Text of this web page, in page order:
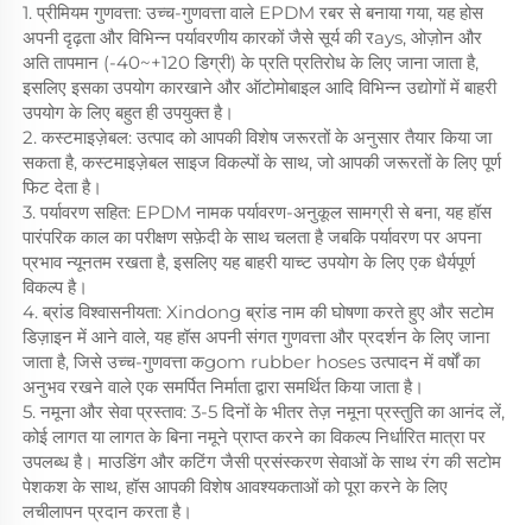
1. प्रीमियम गुणवत्ता: उच्च-गुणवत्ता वाले EPDM रबर से बनाया गया, यह होस
अपनी दृढ़ता और विभिन्न पर्यावरणीय कारकों जैसे सूर्य की रays, ओज़ोन और
अति तापमान (-40~+120 डिग्री) के प्रति प्रतिरोध के लिए जाना जाता है,
इसलिए इसका उपयोग कारखाने और ऑटोमोबाइल आदि विभिन्न उद्योगों में बाहरी
उपयोग के लिए बहुत ही उपयुक्त है।
2. कस्टमाइज़ेबल: उत्पाद को आपकी विशेष जरूरतों के अनुसार तैयार किया जा
सकता है, कस्टमाइज़ेबल साइज विकल्पों के साथ, जो आपकी जरूरतों के लिए पूर्ण
फिट देता है।
3. पर्यावरण सहित: EPDM नामक पर्यावरण-अनुकूल सामग्री से बना, यह हॉस
पारंपरिक काल का परीक्षण सफ़ेदी के साथ चलता है जबकि पर्यावरण पर अपना
प्रभाव न्यूनतम रखता है, इसलिए यह बाहरी याच्ट उपयोग के लिए एक धैर्यपूर्ण
विकल्प है।
4. ब्रांड विश्वासनीयता: Xindong ब्रांड नाम की घोषणा करते हुए और सटोम
डिज़ाइन में आने वाले, यह हॉस अपनी संगत गुणवत्ता और प्रदर्शन के लिए जाना
जाता है, जिसे उच्च-गुणवत्ता कgom rubber hoses उत्पादन में वर्षों का
अनुभव रखने वाले एक समर्पित निर्माता द्वारा समर्थित किया जाता है।
5. नमूना और सेवा प्रस्ताव: 3-5 दिनों के भीतर तेज़ नमूना प्रस्तुति का आनंद लें,
कोई लागत या लागत के बिना नमूने प्राप्त करने का विकल्प निर्धारित मात्रा पर
उपलब्ध है। माउडिंग और कटिंग जैसी प्रसंस्करण सेवाओं के साथ रंग की सटोम
पेशकश के साथ, हॉस आपकी विशेष आवश्यकताओं को पूरा करने के लिए
लचीलापन प्रदान करता है।